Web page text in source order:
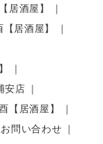
居酒屋】
居酒屋】
安店
【居酒屋】
お問い合わせ